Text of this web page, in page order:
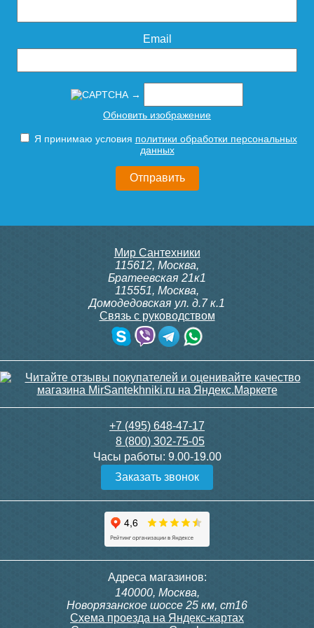
Подробнее Подробнее
1,9мм
201
Подробнее
1,8мм
Подробнее
Труба канализационная
ф50 х 1000мм "Ostendorf"
250
Подробнее
Труба канализационная
ф50 х 500мм "Ostendorf"
1,8мм
Подробнее
Email
→
Обновить изображение
Я принимаю условия политики обработки персональных
данных
Мир Сантехники
115612, Москва,
Братеевская 21к1
115551, Москва,
Домодедовская ул. д.7 к.1
Связь с руководством
+7 (495) 648-47-17
8 (800) 302-75-05
Часы работы: 9.00-19.00
Заказать звонок
Адреса магазинов:
140000, Москва,
Новорязанское шоссе 25 км, ст16
Схема проезда на Яндекс-картах